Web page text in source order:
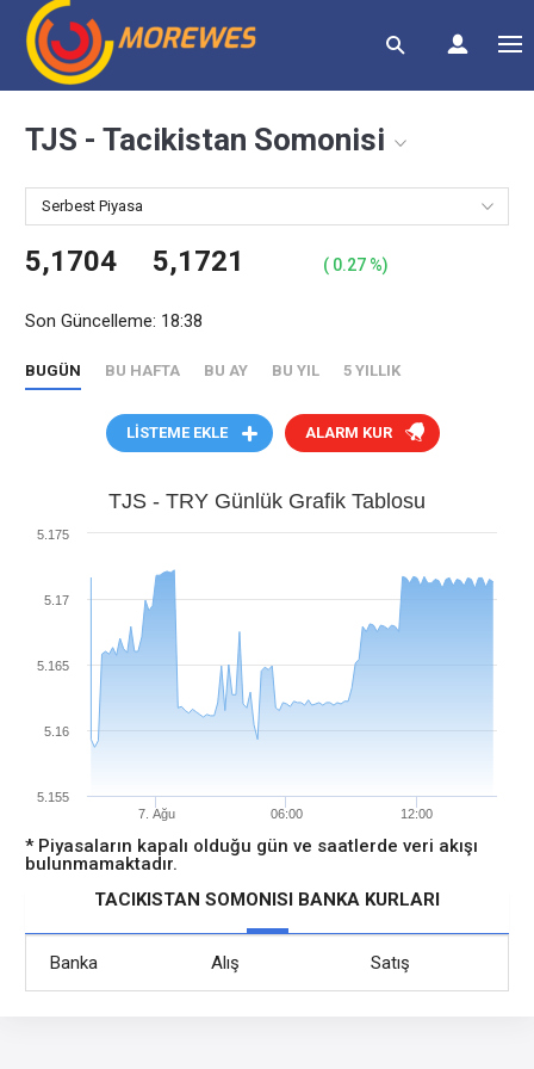
TJS - Tacikistan Somonisi
Serbest Piyasa
5,1704 5,1721 ( 0.27 %)
Son Güncelleme: 18:38
BUGÜN BU HAFTA BU AY BU YIL 5 YILLIK
LİSTEME EKLE ALARM KUR
TJS - TRY Günlük Grafik Tablosu
7. Ağu 12:00
06:00
5.155
5.16
5.165
5.17
5.175
* Piyasaların kapalı olduğu gün ve saatlerde veri akışı
bulunmamaktadır.
TACIKISTAN SOMONISI BANKA KURLARI
Banka Alış Satış